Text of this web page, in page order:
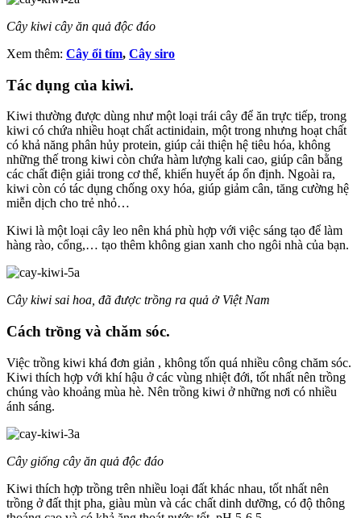
Cây kiwi cây ăn quả độc đáo
Xem thêm: Cây ổi tím, Cây siro
Tác dụng của kiwi.
Kiwi thường được dùng như một loại trái cây để ăn trực tiếp, trong
kiwi có chứa nhiều hoạt chất actinidain, một trong nhưng hoạt chất
có khả năng phân hủy protein, giúp cải thiện hệ tiêu hóa, không
những thế trong kiwi còn chứa hàm lượng kali cao, giúp cân bằng
các chất điện giải trong cơ thể, khiến huyết áp ổn định. Ngoài ra,
kiwi còn có tác dụng chống oxy hóa, giúp giảm cân, tăng cường hệ
miễn dịch cho trẻ nhỏ…
Kiwi là một loại cây leo nên khá phù hợp với việc sáng tạo để làm
hàng rào, cổng,… tạo thêm không gian xanh cho ngôi nhà của bạn.
Cây kiwi sai hoa, đã được trồng ra quả ở Việt Nam
Cách trồng và chăm sóc.
Việc trồng kiwi khá đơn giản , không tốn quá nhiều công chăm sóc.
Kiwi thích hợp với khí hậu ở các vùng nhiệt đới, tốt nhất nên trồng
chúng vào khoảng mùa hè. Nên trồng kiwi ở những nơi có nhiều
ánh sáng.
Cây giống cây ăn quả độc đáo
Kiwi thích hợp trồng trên nhiều loại đất khác nhau, tốt nhất nên
trồng ở đất thịt pha, giàu mùn và các chất dinh dưỡng, có độ thông